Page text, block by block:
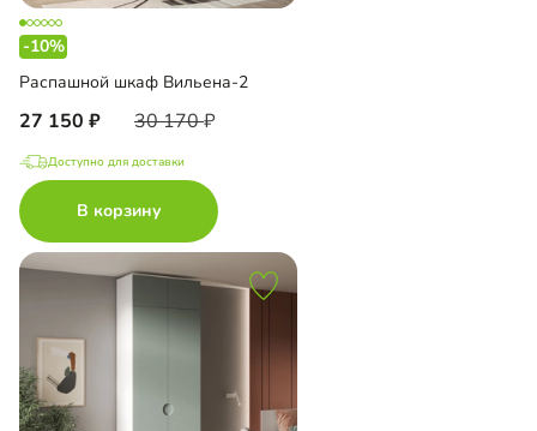
-10%
Распашной шкаф Вильена-2
27 150 30 170
Доступно для доставки
В корзину